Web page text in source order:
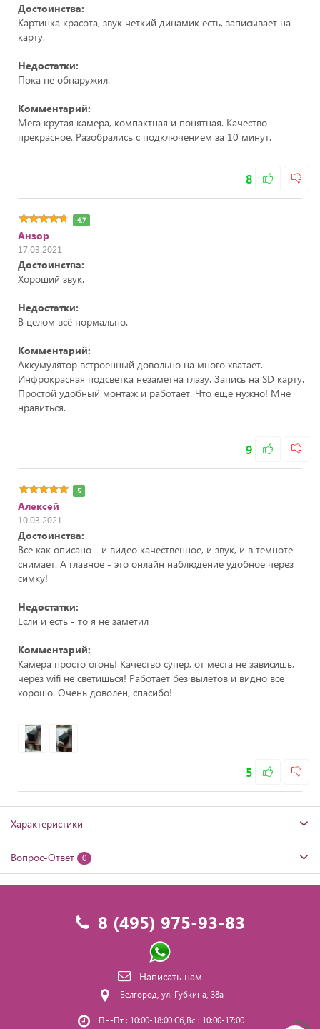
Достоинства:
Картинка красота, звук четкий динамик есть, записывает на
карту.
Недостатки:
Пока не обнаружил.
Комментарий:
Мега крутая камера, компактная и понятная. Качество
прекрасное. Разобрались с подключением за 10 минут.
8
4.7
Анзор
17.03.2021
Достоинства:
Хороший звук.
Недостатки:
В целом всё нормально.
Комментарий:
Аккумулятор встроенный довольно на много хватает.
Инфрокрасная подсветка незаметна глазу. Запись на SD карту.
Простой удобный монтаж и работает. Что еще нужно! Мне
нравиться.
9
5
Алексей
10.03.2021
Достоинства:
Все как описано - и видео качественное, и звук, и в темноте
снимает. А главное - это онлайн наблюдение удобное через
симку!
Недостатки:
Если и есть - то я не заметил
Комментарий:
Камера просто огонь! Качество супер, от места не зависишь,
через wifi не светишься! Работает без вылетов и видно все
хорошо. Очень доволен, спасибо!
5
Характеристики
Вопрос-Ответ 0
8 (495) 975-93-83
Написать нам
Белгород, ул. Губкина, 38а
Пн-Пт : 10:00-18:00 Сб,Вс : 10:00-17:00